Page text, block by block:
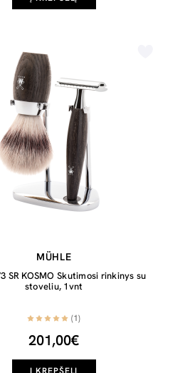
MÜHLE
SR KOSMO Skutimosi rinkinys su
stoveliu, 1vnt
(1)
201,00€